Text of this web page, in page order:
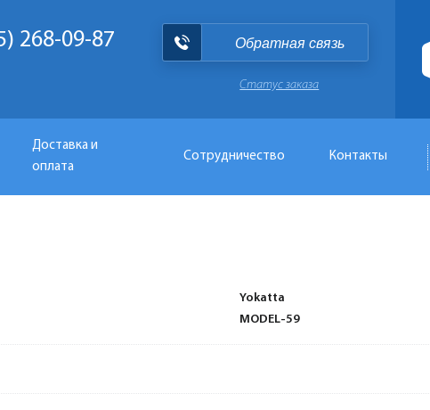
268-09-87
Обратная связь
Статус заказа
Доставка и
оплата
Сотрудничество Контакты
Yokatta
MODEL-59